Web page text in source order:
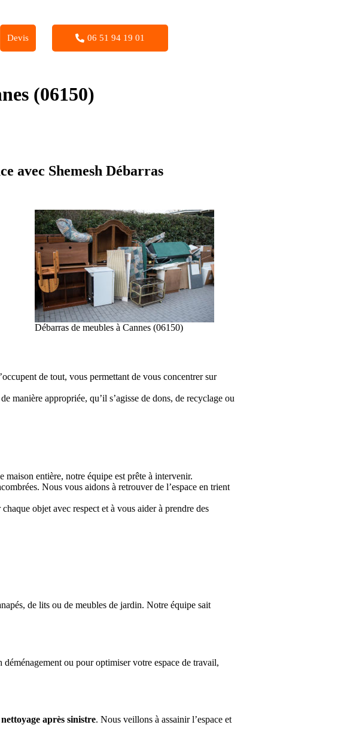
Devis 06 51 94 19 01
(06150)
avec Shemesh Débarras
Débarras de meubles à Cannes (06150)
de tout, vous permettant de vous concentrer sur
manière appropriée, qu’il s’agisse de dons, de recyclage ou
entière, notre équipe est prête à intervenir.
Nous vous aidons à retrouver de l’espace en trient
objet avec respect et à vous aider à prendre des
de lits ou de meubles de jardin. Notre équipe sait
déménagement ou pour optimiser votre espace de travail,
nettoyage après sinistre. Nous veillons à assainir l’espace et